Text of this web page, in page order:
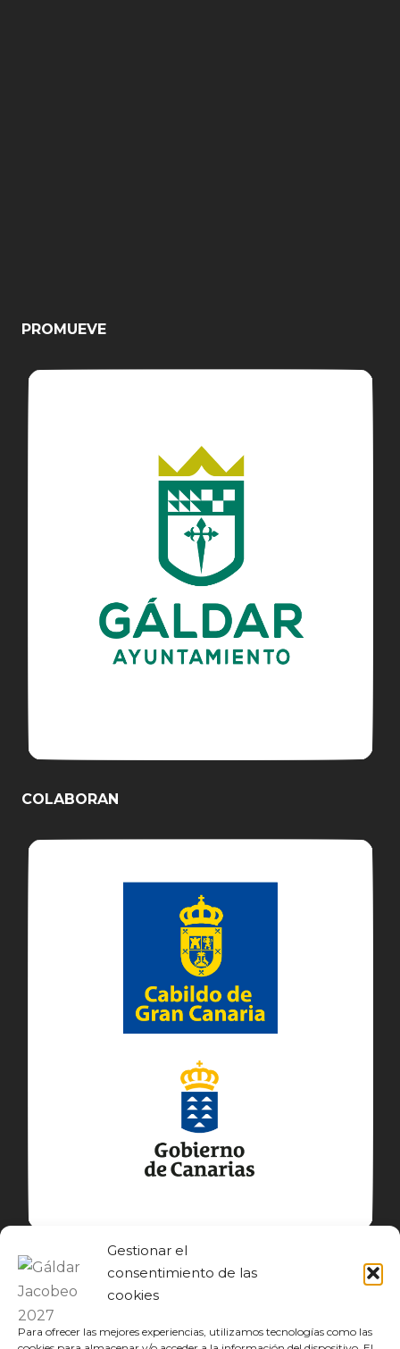
Gestionar el
consentimiento de las
cookies
Para ofrecer las mejores experiencias, utilizamos tecnologías como las
PROMUEVE
COLABORAN